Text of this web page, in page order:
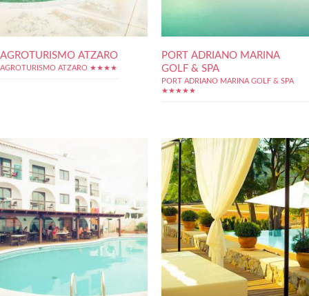
AGROTURISMO ATZARO
AGROTURISMO ATZARO ★★★★
PORT ADRIANO MARINA
GOLF & SPA
PORT ADRIANO MARINA GOLF & SPA
★★★★★